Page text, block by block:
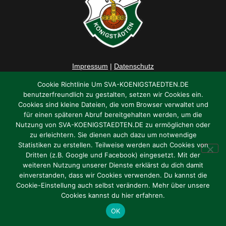
Impressum | Datenschutz
Cookie Richtlinie Um SVA-KOENIGSTAEDTEN.DE
benutzerfreundlich zu gestalten, setzen wir Cookies ein.
Cookies sind kleine Dateien, die vom Browser verwaltet und
für einen späteren Abruf bereitgehalten werden, um die
Nutzung von SVA-KOENIGSTAEDTEN.DE zu ermöglichen oder
zu erleichtern. Sie dienen auch dazu um notwendige
Statistiken zu erstellen. Teilweise werden auch Cookies von
Dritten (z.B. Google und Facebook) eingesetzt. Mit der
weiteren Nutzung unserer Dienste erklärst du dich damit
einverstanden, dass wir Cookies verwenden. Du kannst die
Cookie-Einstellung auch selbst verändern. Mehr über unsere
Cookies kannst du hier erfahren.
OK